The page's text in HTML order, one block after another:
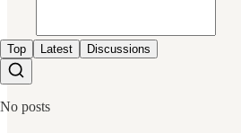
Top Latest Discussions
No posts